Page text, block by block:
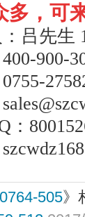
多，可
吕先生
400-900-
0755-
：
505》